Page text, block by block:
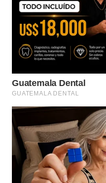
O estudo dos fósseis do
entendimento sobre
frontais se
mutaçõesgraduais
diversificação de
atuais no nosso mundo.
listaabaixo destaca